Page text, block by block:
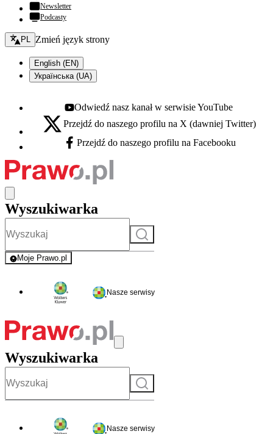
Newsletter
Podcasty
Zmień język - bieżący:
PL Zmień język strony
English (EN)
Українська (UA)
Youtube - otwiera się w nowej karcie
Odwiedź nasz kanał w serwisie YouTube
X - otwiera się w nowej karcie
Przejdź do naszego profilu na X (dawniej Twitter)
Facebook - otwiera się w nowej karcie
Przejdź do naszego profilu na Facebooku
Wyszukiwarka
Szukaj
Moje Prawo.pl
- rejestracja i logowanie do serwisu
Nasze serwisy
Wyszukiwarka
Szukaj
Nasze serwisy